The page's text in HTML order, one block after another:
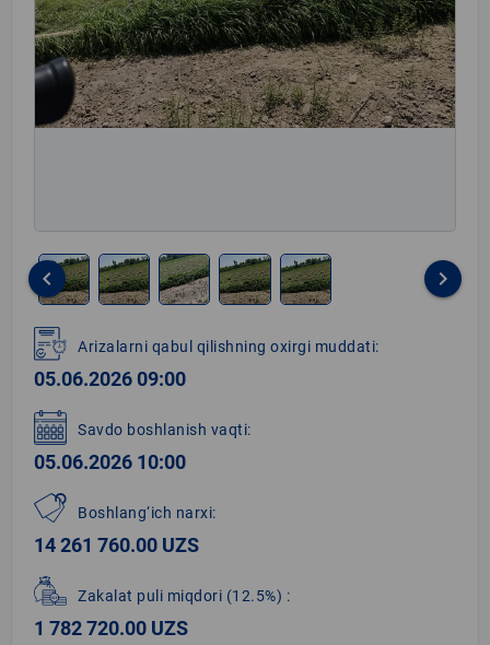
1
of
5
keyboard_arrow_left keyboard_arrow_right
Arizalarni qabul qilishning oxirgi muddati:
05.06.2026 09:00
Savdo boshlanish vaqti:
05.06.2026 10:00
Boshlang‘ich narxi:
14 261 760.00 UZS
Zakalat puli miqdori (12.5%) :
1 782 720.00 UZS